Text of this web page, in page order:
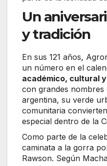
Un
y tradición
En sus 121 años,
un número en el
académico, cultural
con grandes nombres
argentina, su verde
comunitaria
especial dentro de la
Como parte de la
caminata a la gorra
Rawson. Según